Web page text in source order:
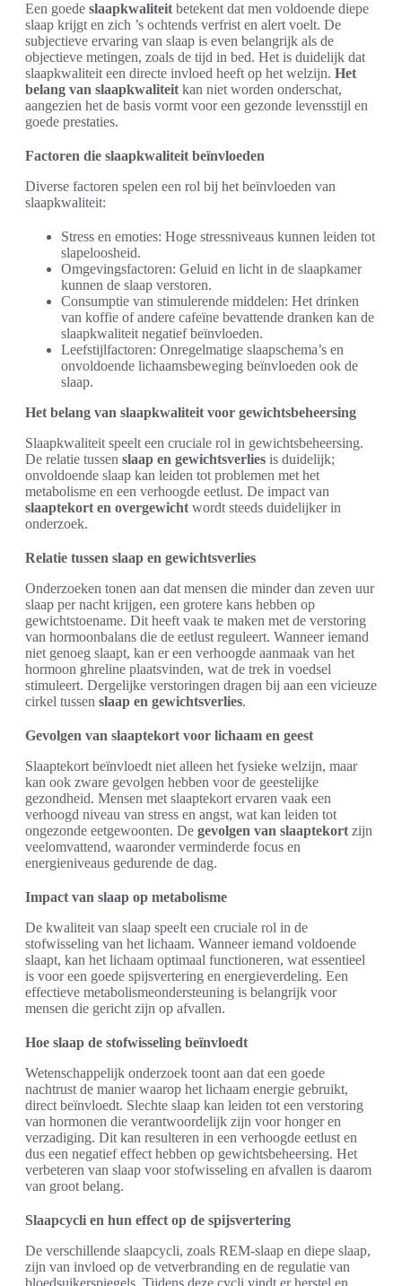
Een goede slaapkwaliteit betekent dat men voldoende diepe
slaap krijgt en zich ’s ochtends verfrist en alert voelt. De
subjectieve ervaring van slaap is even belangrijk als de
objectieve metingen, zoals de tijd in bed. Het is duidelijk dat
slaapkwaliteit een directe invloed heeft op het welzijn. Het
belang van slaapkwaliteit kan niet worden onderschat,
aangezien het de basis vormt voor een gezonde levensstijl en
goede prestaties.
Factoren die slaapkwaliteit beïnvloeden
Diverse factoren spelen een rol bij het beïnvloeden van
slaapkwaliteit:
Stress en emoties: Hoge stressniveaus kunnen leiden tot
slapeloosheid.
Omgevingsfactoren: Geluid en licht in de slaapkamer
kunnen de slaap verstoren.
Consumptie van stimulerende middelen: Het drinken
van koffie of andere cafeïne bevattende dranken kan de
slaapkwaliteit negatief beïnvloeden.
Leefstijlfactoren: Onregelmatige slaapschema’s en
onvoldoende lichaamsbeweging beïnvloeden ook de
slaap.
Het belang van slaapkwaliteit voor gewichtsbeheersing
Slaapkwaliteit speelt een cruciale rol in gewichtsbeheersing.
De relatie tussen slaap en gewichtsverlies is duidelijk;
onvoldoende slaap kan leiden tot problemen met het
metabolisme en een verhoogde eetlust. De impact van
slaaptekort en overgewicht wordt steeds duidelijker in
onderzoek.
Relatie tussen slaap en gewichtsverlies
Onderzoeken tonen aan dat mensen die minder dan zeven uur
slaap per nacht krijgen, een grotere kans hebben op
gewichtstoename. Dit heeft vaak te maken met de verstoring
van hormoonbalans die de eetlust reguleert. Wanneer iemand
niet genoeg slaapt, kan er een verhoogde aanmaak van het
hormoon ghreline plaatsvinden, wat de trek in voedsel
stimuleert. Dergelijke verstoringen dragen bij aan een vicieuze
cirkel tussen slaap en gewichtsverlies.
Gevolgen van slaaptekort voor lichaam en geest
Slaaptekort beïnvloedt niet alleen het fysieke welzijn, maar
kan ook zware gevolgen hebben voor de geestelijke
gezondheid. Mensen met slaaptekort ervaren vaak een
verhoogd niveau van stress en angst, wat kan leiden tot
ongezonde eetgewoonten. De gevolgen van slaaptekort zijn
veelomvattend, waaronder verminderde focus en
energieniveaus gedurende de dag.
Impact van slaap op metabolisme
De kwaliteit van slaap speelt een cruciale rol in de
stofwisseling van het lichaam. Wanneer iemand voldoende
slaapt, kan het lichaam optimaal functioneren, wat essentieel
is voor een goede spijsvertering en energieverdeling. Een
effectieve metabolismeondersteuning is belangrijk voor
mensen die gericht zijn op afvallen.
Hoe slaap de stofwisseling beïnvloedt
Wetenschappelijk onderzoek toont aan dat een goede
nachtrust de manier waarop het lichaam energie gebruikt,
direct beïnvloedt. Slechte slaap kan leiden tot een verstoring
van hormonen die verantwoordelijk zijn voor honger en
verzadiging. Dit kan resulteren in een verhoogde eetlust en
dus een negatief effect hebben op gewichtsbeheersing. Het
verbeteren van slaap voor stofwisseling en afvallen is daarom
van groot belang.
Slaapcycli en hun effect op de spijsvertering
De verschillende slaapcycli, zoals REM-slaap en diepe slaap,
zijn van invloed op de vetverbranding en de regulatie van